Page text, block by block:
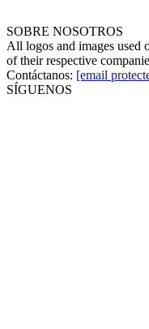
SOBRE NOSOTROS
All logos and images used
of their respective
Contáctanos: [email
SÍGUENOS